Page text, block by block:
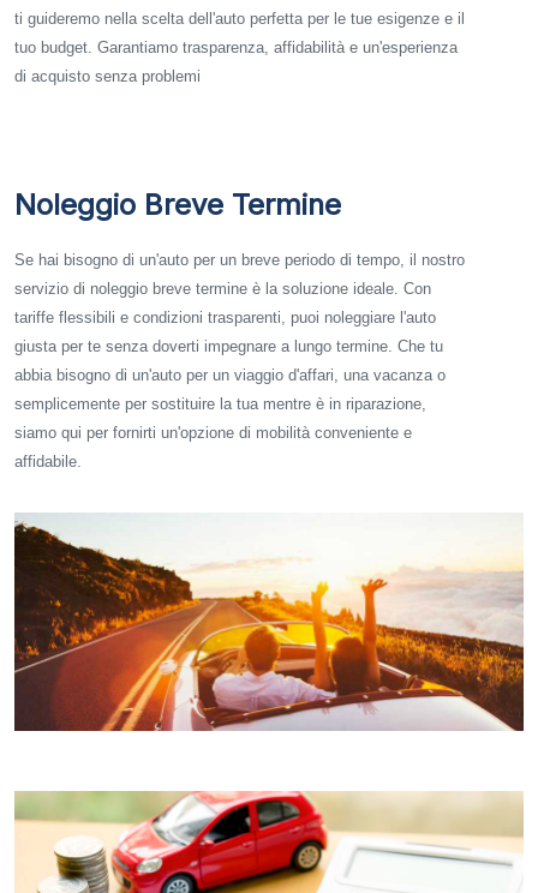
ti guideremo nella scelta dell'auto perfetta per le tue esigenze e il
tuo budget. Garantiamo trasparenza, affidabilità e un'esperienza
di acquisto senza problemi
Noleggio Breve Termine
Se hai bisogno di un'auto per un breve periodo di tempo, il nostro
servizio di noleggio breve termine è la soluzione ideale. Con
tariffe flessibili e condizioni trasparenti, puoi noleggiare l'auto
giusta per te senza doverti impegnare a lungo termine. Che tu
abbia bisogno di un'auto per un viaggio d'affari, una vacanza o
semplicemente per sostituire la tua mentre è in riparazione,
siamo qui per fornirti un'opzione di mobilità conveniente e
affidabile.